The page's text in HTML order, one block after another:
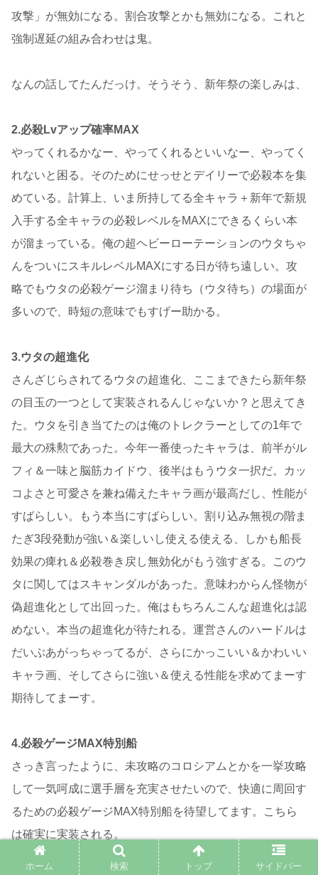
攻撃」が無効になる。割合攻撃とかも無効になる。これと
強制遅延の組み合わせは鬼。
なんの話してたんだっけ。そうそう、新年祭の楽しみは、
2.必殺Lvアップ確率MAX
やってくれるかなー、やってくれるといいなー、やってく
れないと困る。そのためにせっせとデイリーで必殺本を集
めている。計算上、いま所持してる全キャラ＋新年で新規
入手する全キャラの必殺レベルをMAXにできるくらい本
が溜まっている。俺の超ヘビーローテーションのウタちゃ
んをついにスキルレベルMAXにする日が待ち遠しい。攻
略でもウタの必殺ゲージ溜まり待ち（ウタ待ち）の場面が
多いので、時短の意味でもすげー助かる。
3.ウタの超進化
さんざじらされてるウタの超進化、ここまできたら新年祭
の目玉の一つとして実装されるんじゃないか？と思えてき
た。ウタを引き当てたのは俺のトレクラーとしての1年で
最大の殊勲であった。今年一番使ったキャラは、前半がル
フィ＆一味と脳筋カイドウ、後半はもうウタ一択だ。カッ
コよさと可愛さを兼ね備えたキャラ画が最高だし、性能が
すばらしい。もう本当にすばらしい。割り込み無視の階ま
たぎ3段発動が強い＆楽しいし使える使える、しかも船長
効果の痺れ＆必殺巻き戻し無効化がもう強すぎる。このウ
タに関してはスキャンダルがあった。意味わからん怪物が
偽超進化として出回った。俺はもちろんこんな超進化は認
めない。本当の超進化が待たれる。運営さんのハードルは
だいぶあがっちゃってるが、さらにかっこいい＆かわいい
キャラ画、そしてさらに強い＆使える性能を求めてまーす
期待してまーす。
4.必殺ゲージMAX特別船
さっき言ったように、未攻略のコロシアムとかを一挙攻略
して一気呵成に選手層を充実させたいので、快適に周回す
るための必殺ゲージMAX特別船を待望してます。こちら
は確実に実装される。
ホーム 検索 トップ サイドバー